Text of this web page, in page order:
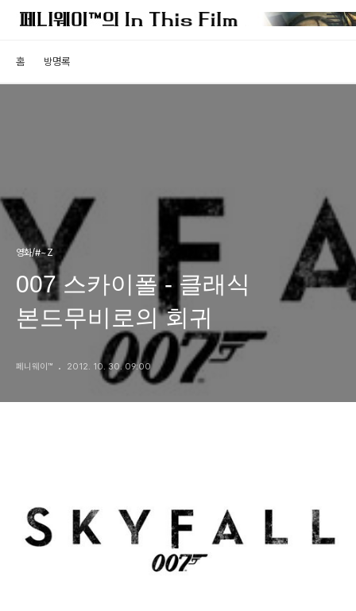
홈 방명록
영화/#~Z
007 스카이폴 - 클래식
본드무비로의 회귀
페니웨이™ 2012. 10. 30. 09:00